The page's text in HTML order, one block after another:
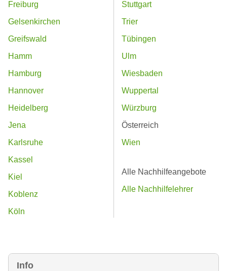
Info
Freiburg
Gelsenkirchen
Greifswald
Hamm
Hamburg
Hannover
Heidelberg
Jena
Karlsruhe
Kassel
Kiel
Koblenz
Köln
Stuttgart
Trier
Tübingen
Ulm
Wiesbaden
Wuppertal
Würzburg
Österreich
Wien
Alle Nachhilfeangebote
Alle Nachhilfelehrer